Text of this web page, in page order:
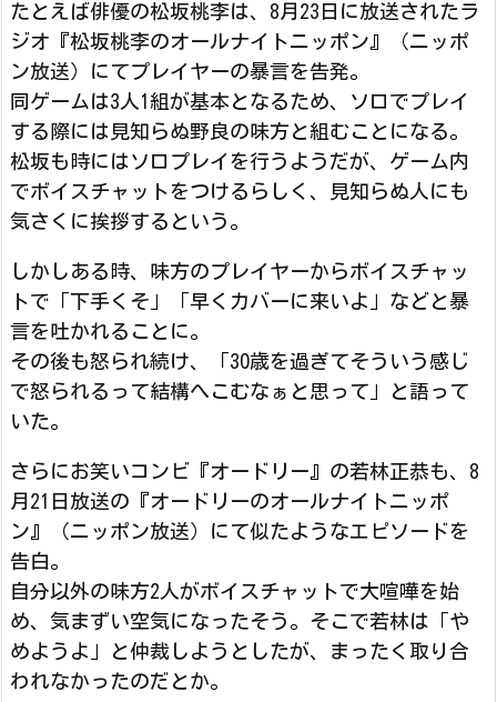
たとえば俳優の松坂桃李は、8月23日に放送されたラ
ジオ『松坂桃李のオールナイトニッポン』（ニッポ
ン放送）にてプレイヤーの暴言を告発。
同ゲームは3人1組が基本となるため、ソロでプレイ
する際には見知らぬ野良の味方と組むことになる。
松坂も時にはソロプレイを行うようだが、ゲーム内
でボイスチャットをつけるらしく、見知らぬ人にも
気さくに挨拶するという。
しかしある時、味方のプレイヤーからボイスチャッ
トで「下手くそ」「早くカバーに来いよ」などと暴
言を吐かれることに。
その後も怒られ続け、「30歳を過ぎてそういう感じ
で怒られるって結構へこむなぁと思って」と語って
いた。
さらにお笑いコンビ『オードリー』の若林正恭も、8
月21日放送の『オードリーのオールナイトニッポ
ン』（ニッポン放送）にて似たようなエピソードを
告白。
自分以外の味方2人がボイスチャットで大喧嘩を始
め、気まずい空気になったそう。そこで若林は「や
めようよ」と仲裁しようとしたが、まったく取り合
われなかったのだとか。